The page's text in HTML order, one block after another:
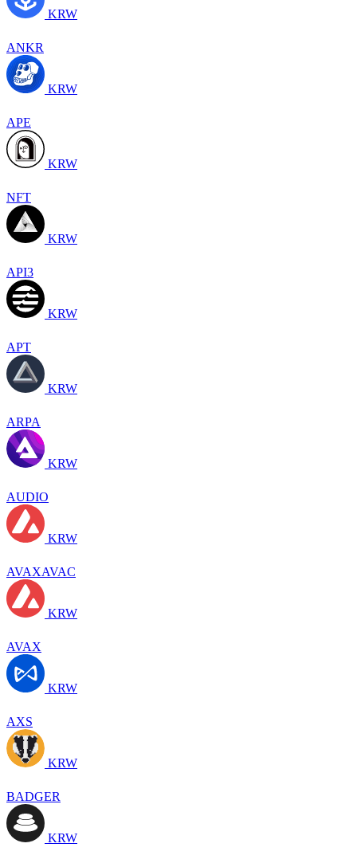
KRW
ANKR
KRW
APE
KRW
NFT
KRW
API3
KRW
APT
KRW
ARPA
KRW
AUDIO
KRW
AVAXAVAC
KRW
AVAX
KRW
AXS
KRW
BADGER
KRW